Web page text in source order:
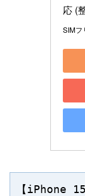
応 (
SIM
【iPhone 15